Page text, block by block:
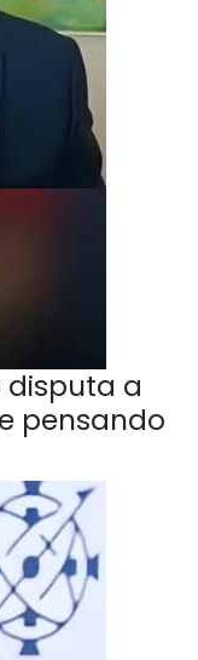
disputa a
pensando